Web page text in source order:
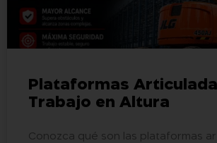
Plataformas
Trabajo en Altura
Conozca qué son las plataformas